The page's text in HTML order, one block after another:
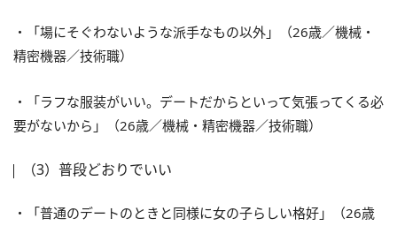
・「場にそぐわないような派手なもの以外」（26歳／機械・
精密機器／技術職）
・「ラフな服装がいい。デートだからといって気張ってくる必
要がないから」（26歳／機械・精密機器／技術職）
（3）普段どおりでいい
・「普通のデートのときと同様に女の子らしい格好」（26歳